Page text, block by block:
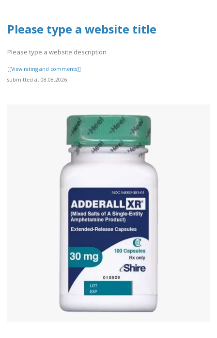
Please type a website title
Please type a website description
[[View rating and comments]]
submitted at 08.08.2026